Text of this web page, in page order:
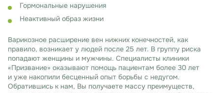
Гормональные нарушения
Неактивный образ жизни
Варикозное расширение вен нижних конечностей, как
правило, возникает у людей после 25 лет. В группу риска
попадают женщины и мужчины. Специалисты клиники
«Призвание» оказывают помощь пациентам более 30 лет
и уже накопили бесценный опыт борьбы с недугом.
Обратившись к нам, Вы получаете массу преимуществ,